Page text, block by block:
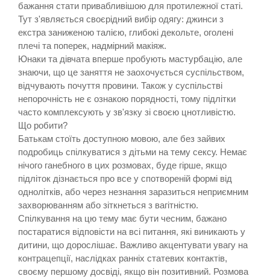
бажання стати привабливішою для протилежної статі.
Тут з'являється своєрідний вибір одягу: джинси з
екстра заниженою талією, глибокі декольте, оголені
плечі та поперек, надмірний макіяж.
Юнаки та дівчата вперше пробують мастурбацію, але
знаючи, що це заняття не заохочується суспільством,
відчувають почуття провини. Також у суспільстві
непорочність не є ознакою порядності, тому підлітки
часто комплексують у зв'язку зі своєю цнотливістю.
Що робити?
Батькам стоїть доступною мовою, але без зайвих
подробиць спілкуватися з дітьми на тему сексу. Немає
нічого ганебного в цих розмовах, буде гірше, якщо
підліток дізнається про все у спотвореній формі від
однолітків, або через незнання заразиться неприємним
захворюванням або зіткнеться з вагітністю.
Спілкування на цю тему має бути чесним, бажано
постаратися відповісти на всі питання, які виникають у
дитини, що дорослішає. Важливо акцентувати увагу на
контрацепції, наслідках ранніх статевих контактів,
своєму першому досвіді, якщо він позитивний. Розмова